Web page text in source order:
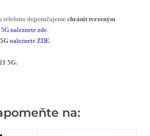
telefonu doporučujeme chránit tvrzeným
naleznete zde.
naleznete ZDE.
5G.
na: